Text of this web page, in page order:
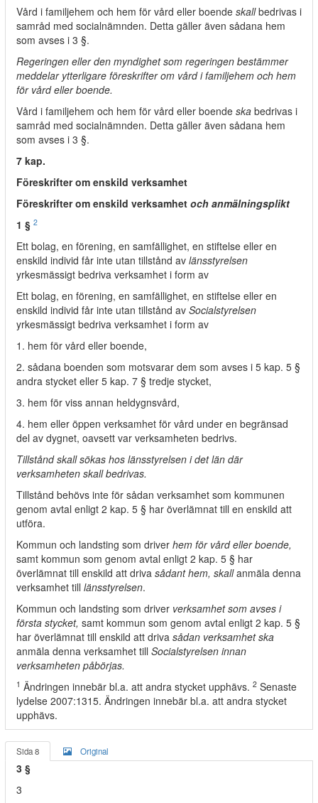
Vård i familjehem och hem för vård eller boende skallbedrivas i
samråd med socialnämnden. Detta gäller även sådana hem
som avses i 3 §.
Regeringen eller den myndighet som regeringen bestämmer
meddelar ytterligare föreskrifter om vård i familjehem och hem
för vård eller boende.
Vård i familjehem och hem för vård eller boende ska bedrivas i
samråd med socialnämnden. Detta gäller även sådana hem
som avses i 3 §.
7 kap.
Föreskrifter om enskild verksamhet
Föreskrifter om enskild verksamhet och anmälningsplikt
1 § 2
Ett bolag, en förening, en samfällighet, en stiftelse eller en
enskild individ får inte utan tillstånd av länsstyrelsen
yrkesmässigt bedriva verksamhet i form av
Ett bolag, en förening, en samfällighet, en stiftelse eller en
enskild individ får inte utan tillstånd av Socialstyrelsen
yrkesmässigt bedriva verksamhet i form av
1. hem för vård eller boende,
2. sådana boenden som motsvarar dem som avses i 5 kap. 5 §
andra stycket eller 5 kap. 7 § tredje stycket,
3. hem för viss annan heldygnsvård,
4. hem eller öppen verksamhet för vård under en begränsad
del av dygnet, oavsett var verksamheten bedrivs.
Tillstånd skall sökas hos länsstyrelsen i det län där
verksamheten skall bedrivas.
Tillstånd behövs inte för sådan verksamhet som kommunen
genom avtal enligt 2 kap. 5 § har överlämnat till en enskild att
utföra.
Kommun och landsting som driver hem för vård eller boende,
samt kommun som genom avtal enligt 2 kap. 5 § har
överlämnat till enskild att driva sådant hem, skallanmäla denna
verksamhet till länsstyrelsen.
Kommun och landsting som driver verksamhet som avses i
första stycket, samt kommun som genom avtal enligt 2 kap. 5 §
har överlämnat till enskild att driva sådan verksamhet ska
anmäla denna verksamhet till Socialstyrelsen innan
verksamheten påbörjas.
1 Ändringen innebär bl.a. att andra stycket upphävs. 2 Senaste
lydelse 2007:1315. Ändringen innebär bl.a. att andra stycket
upphävs.
Sida 8 Original
3 §
3